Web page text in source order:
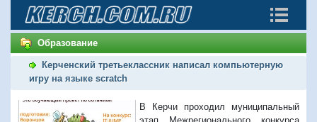
Образование
Керченский третьеклассник написал компьютерную
игру на языке scratch
В Керчи проходил муниципальный